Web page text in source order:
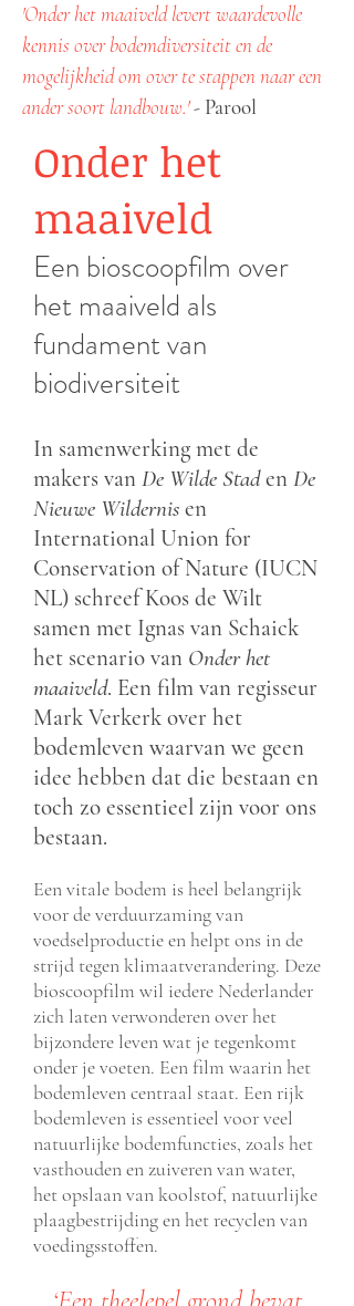
'Onder het maaiveld levert waardevolle
kennis over bodemdiversiteit en de
mogelijkheid om over te stappen naar een
ander soort landbouw.'- Parool
Onder het
maaiveld
Een bioscoopfilm over
het maaiveld als
fundament van
biodiversiteit
In samenwerking met de
makers van De Wilde Staden De
Nieuwe Wildernis en
International Union for
Conservation of Nature (IUCN
NL) schreef Koos de Wilt
samen met Ignas van Schaick
het scenario van Onder het
maaiveld. Een film van regisseur
Mark Verkerk over het
bodemleven waarvan we geen
idee hebben dat die bestaan en
toch zo essentieel zijn voor ons
bestaan.
Een vitale bodem is heel belangrijk
voor de verduurzaming van
voedselproductie en helpt ons in de
strijd tegen klimaatverandering. Deze
bioscoopfilm wil iedere Nederlander
zich laten verwonderen over het
bijzondere leven wat je tegenkomt
onder je voeten. Een film waarin het
bodemleven centraal staat. Een rijk
bodemleven is essentieel voor veel
natuurlijke bodemfuncties, zoals het
vasthouden en zuiveren van water,
het opslaan van koolstof, natuurlijke
plaagbestrijding en het recyclen van
voedingsstoffen.